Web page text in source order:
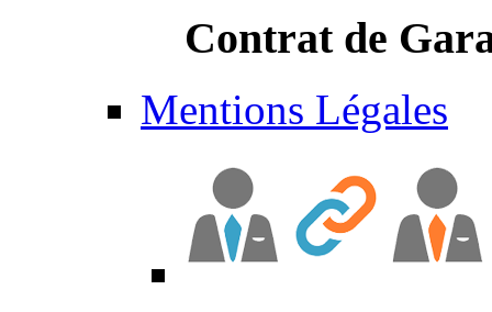
Contrat de
Mentions Légales